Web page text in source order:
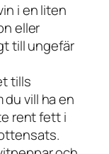
i en liten
eller
till ungefär
tills
vill ha en
rent fett i